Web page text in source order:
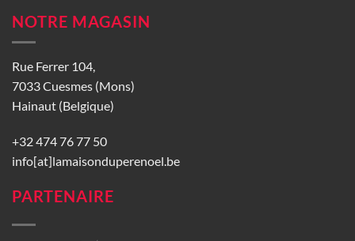
NOTRE MAGASIN
Rue Ferrer 104,
7033 Cuesmes (Mons)
Hainaut (Belgique)
+32 474 76 77 50
info[at]lamaisonduperenoel.be
PARTENAIRE